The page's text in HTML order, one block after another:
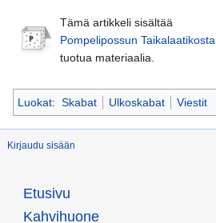
Tämä artikkeli sisältää
Pompelipossun Taikalaatikosta
tuotua materiaalia.
Luokat: Skabat Ulkoskabat Viestit
Kirjaudu sisään
Etusivu
Kahvihuone